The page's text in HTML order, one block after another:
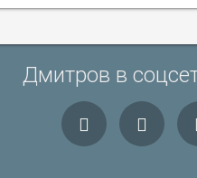
Дмитров в